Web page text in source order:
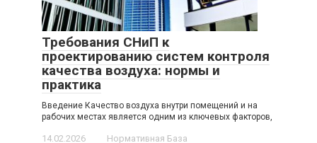
Требования СНиП к
проектированию систем контроля
качества воздуха: нормы и
практика
Введение Качество воздуха внутри помещений и на
рабочих местах является одним из ключевых факторов,
14.02.2026 Нормативная База